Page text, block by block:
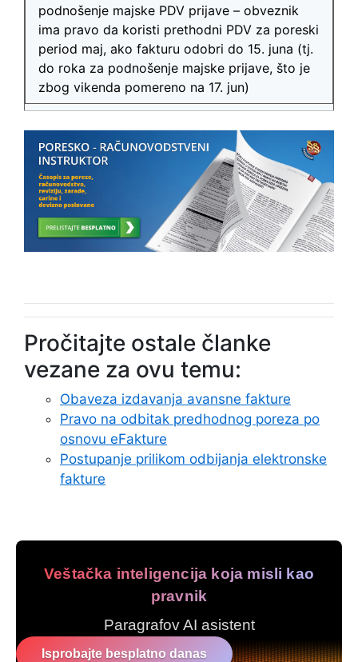
podnošenje majske PDV prijave – obveznik
ima pravo da koristi prethodni PDV za poreski
period maj, ako fakturu odobri do 15. juna (tj.
do roka za podnošenje majske prijave, što je
zbog vikenda pomereno na 17. jun)
Pročitajte ostale članke
vezane za ovu temu:
Obaveza izdavanja avansne fakture
Pravo na odbitak predhodnog poreza po
osnovu eFakture
Postupanje prilikom odbijanja elektronske
fakture
Veštačka inteligencija koja misli kao
pravnik
Paragrafov AI asistent
Isprobajte besplatno danas